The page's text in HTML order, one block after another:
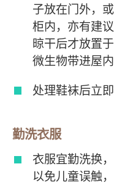
子放在门外，
柜内，亦有建
晾干后才放置
微生物带进屋内
处理鞋袜后立即
勤洗衣服
衣服宜勤洗换
以免儿童误触